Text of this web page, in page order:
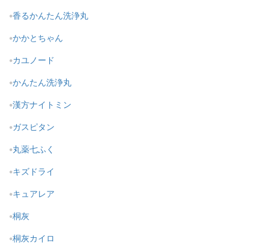
香るかんたん洗浄丸
かかとちゃん
カユノード
かんたん洗浄丸
漢方ナイトミン
ガスピタン
丸薬七ふく
キズドライ
キュアレア
桐灰
桐灰カイロ